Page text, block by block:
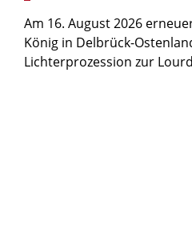
Am 16. August 2026
König in Delbrück-
Lichterprozession zur